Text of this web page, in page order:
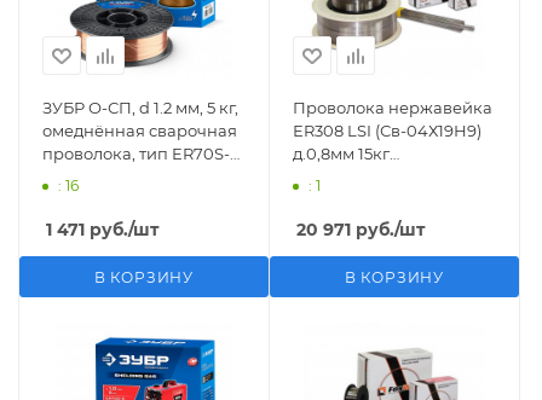
ЗУБР О-СП, d 1.2 мм, 5 кг,
омеднённая сварочная
проволока, тип ER70S-6
(аналог Св-08Г2С-О),
1.2-5)
: 16
1 471 руб./шт
В КОРЗИНУ
Проволока нержавейка
ЕR308 LSI (Св-04Х19Н9)
д.0,8мм 15кг
D300(производство
: 1
20 971 руб./шт
В КОРЗИНУ